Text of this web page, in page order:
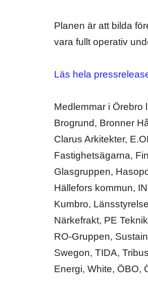
Planen är att bilda
vara fullt operativ
Läs hela
Medlemmar i Örebro
Brogrund, Bronner
Clarus Arkitekter,
Fastighetsägarna,
Glasgruppen,
Hällefors kommun,
Kumbro,
Närkefrakt, PE
RO-Gruppen,
Swegon, TIDA,
Energi, White, ÖBO,